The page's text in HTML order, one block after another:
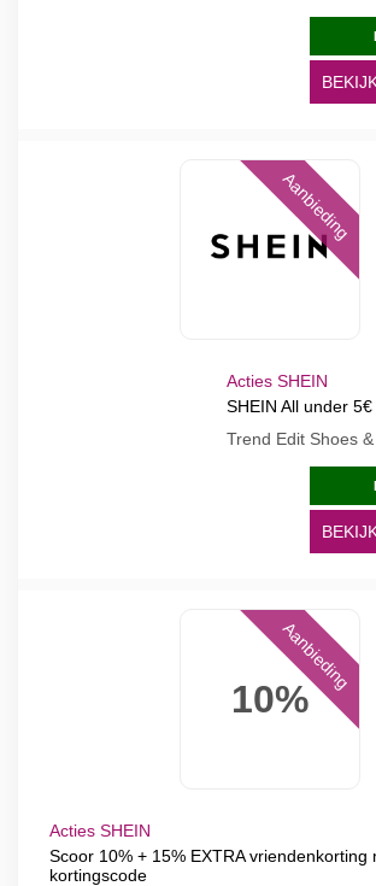
Aanbieding
Acties SHEIN
SHEIN All under 5€
Trend Edit Shoes
10%
Aanbieding
Acties SHEIN
Scoor 10% + 15% EXTRA vriendenkorting
kortingscode